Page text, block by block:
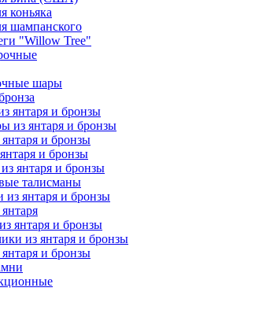
коньяка
шампанского
"Willow Tree"
шары
янтаря и бронзы
из янтаря и бронзы
и бронзы
и бронзы
янтаря и бронзы
талисманы
из янтаря и бронзы
янтаря и бронзы
из янтаря и бронзы
и бронзы